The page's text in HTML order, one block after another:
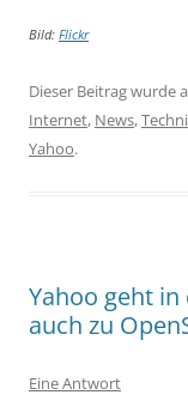
Bild: Flickr
Dieser Beitrag wurde
Internet, News,
Yahoo.
Yahoo geht
auch zu
Eine Antwort